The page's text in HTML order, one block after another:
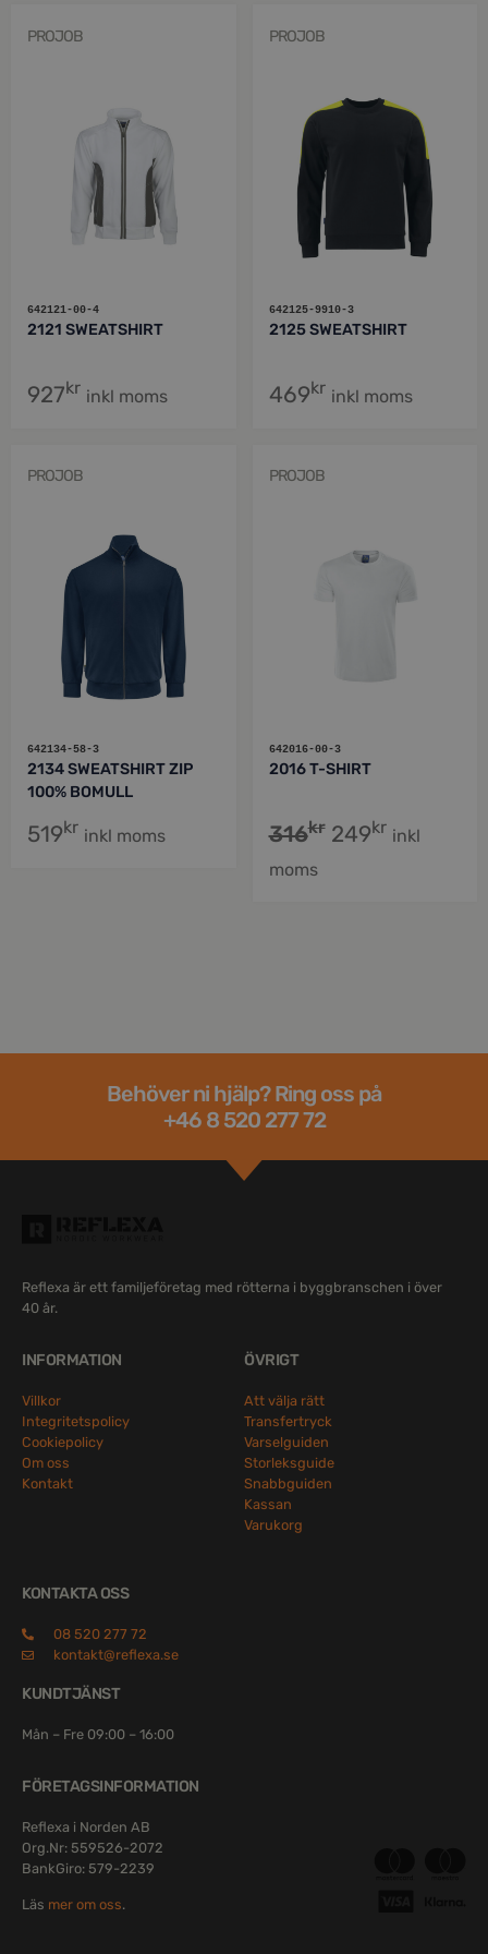
PROJOB
642121-00-4
2121 SWEATSHIRT
927kr inkl moms
PROJOB
642125-9910-3
2125 SWEATSHIRT
469kr inkl moms
PROJOB
642134-58-3
2134 SWEATSHIRT ZIP
100% BOMULL
519kr inkl moms
PROJOB
642016-00-3
2016 T-SHIRT
316kr 249kr inkl
moms
Behöver ni hjälp? Ring oss på
+46 8 520 277 72
Reflexa är ett familjeföretag med rötterna i byggbranschen i över
40 år.
INFORMATION
Villkor
Integritetspolicy
Cookiepolicy
Om oss
Kontakt
ÖVRIGT
Att välja rätt
Transfertryck
Varselguiden
Storleksguide
Snabbguiden
Kassan
Varukorg
KONTAKTA OSS
08 520 277 72
kontakt@reflexa.se
KUNDTJÄNST
Mån – Fre 09:00 – 16:00
FÖRETAGSINFORMATION
Reflexa i Norden AB
Org.Nr: 559526-2072
BankGiro: 579-2239
Läs mer om oss.